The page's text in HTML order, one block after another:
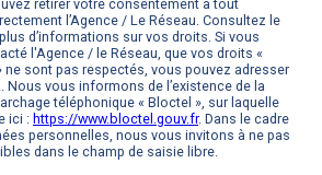
retirer votre consentement à tout
l’Agence / Le Réseau. Consultez le
d’informations sur vos droits. Si vous
l'Agence / le Réseau, que vos droits «
sont pas respectés, vous pouvez adresser
Nous vous informons de l’existence de la
téléphonique « Bloctel », sur laquelle
ici : https://www.bloctel.gouv.fr. Dans le cadre
personnelles, nous vous invitons à ne pas
dans le champ de saisie libre.